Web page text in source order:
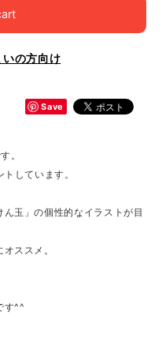
いの方向け
Save
。
しています。
玉」の個性的なイラストが目
ススメ。
す^^